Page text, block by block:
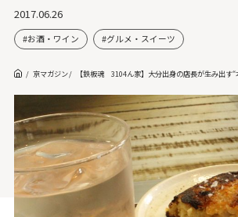
2017.06.26
お酒・ワイン グルメ・スイーツ
京マガジン 【鉄板魂 3104ん家】大分出身の店長が生み出す“